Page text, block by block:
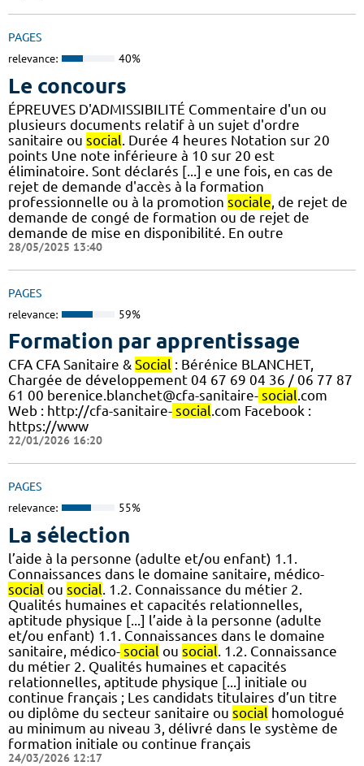
PAGES
relevance: 40%
Le concours
ÉPREUVES D'ADMISSIBILITÉ Commentaire d'un ou
plusieurs documents relatif à un sujet d'ordre
sanitaire ou social . Durée 4 heures Notation sur 20
points Une note inférieure à 10 sur 20 est
éliminatoire. Sont déclarés [...] e une fois, en cas de
rejet de demande d'accès à la formation
professionnelle ou à la promotion sociale , de rejet de
demande de congé de formation ou de rejet de
demande de mise en disponibilité. En outre
28/05/2025 13:40
PAGES
relevance: 59%
Formation par apprentissage
CFA CFA Sanitaire & Social : Bérénice BLANCHET,
Chargée de développement 04 67 69 04 36 / 06 77 87
61 00 berenice.blanchet@cfa-sanitaire- social.com
Web : http://cfa-sanitaire- social.com Facebook :
https://www
22/01/2026 16:20
PAGES
relevance: 55%
La sélection
l’aide à la personne (adulte et/ou enfant) 1.1.
Connaissances dans le domaine sanitaire, médico-
social ou social . 1.2. Connaissance du métier 2.
Qualités humaines et capacités relationnelles,
aptitude physique [...] l’aide à la personne (adulte
et/ou enfant) 1.1. Connaissances dans le domaine
sanitaire, médico- social ou social . 1.2. Connaissance
du métier 2. Qualités humaines et capacités
relationnelles, aptitude physique [...] initiale ou
continue français ; Les candidats titulaires d’un titre
ou diplôme du secteur sanitaire ou social homologué
au minimum au niveau 3, délivré dans le système de
formation initiale ou continue français
24/03/2026 12:17